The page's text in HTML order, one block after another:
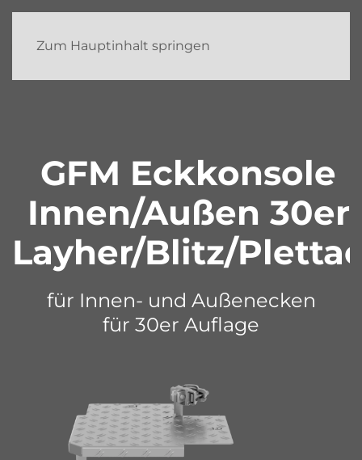
Zum Hauptinhalt springen
GFM Eckkonsole
Innen/Außen 30er
Layher/Blitz/
für Innen- und Außenecken
für 30er Auflage